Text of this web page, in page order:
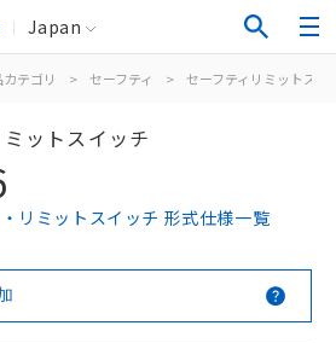
Japan
テゴリ > セーフティ > セーフティリミットスイ
ットスイッチ
リミットスイッチ 形式仕様一覧